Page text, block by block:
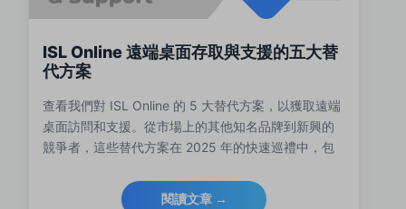
ISL Online 遠端桌面存取與支援的五大替
代方案
查看我們對 ISL Online 的 5 大替代方案，以獲取遠端
桌面訪問和支援。從市場上的其他知名品牌到新興的
競爭者，這些替代方案在 2025 年的快速巡禮中，包
閱讀文章 →